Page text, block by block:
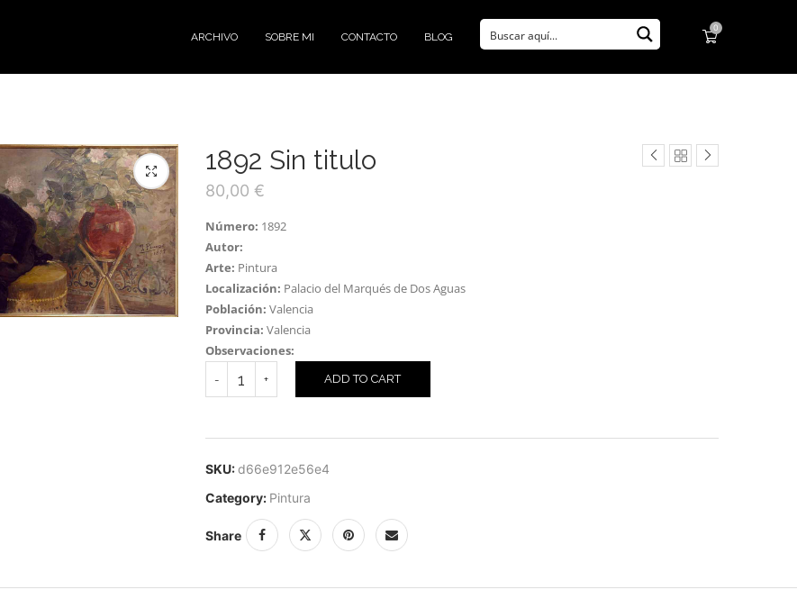
ARCHIVO SOBRE MI CONTACTO BLOG
0
1892 Sin titulo
80,00 €
Número: 1892
Autor:
Arte: Pintura
Localización: Palacio del Marqués de Dos Aguas
Población: Valencia
Provincia: Valencia
Observaciones:
ADD TO CART
SKU:d66e912e56e4
Category: Pintura
Share